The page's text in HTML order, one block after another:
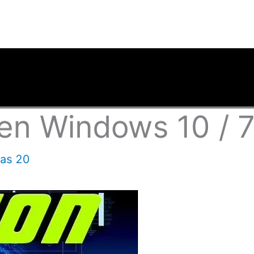
Windows 10 / 7
20